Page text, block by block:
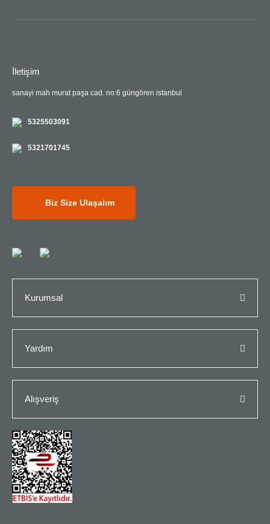
İletişim
sanayi mah murat paşa cad. no:6 güngören istanbul
5325503091
5321701745
Biz Size Ulaşalım
Kurumsal
Yardım
Alışveriş